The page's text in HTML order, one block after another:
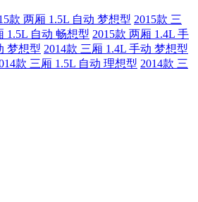
款 两厢 1.5L 自动 梦想型 2015款 三
1.5L 自动 畅想型 2015款 两厢 1.4L 手
梦想型 2014款 三厢 1.4L 手动 梦想型
款 三厢 1.5L 自动 理想型 2014款 三